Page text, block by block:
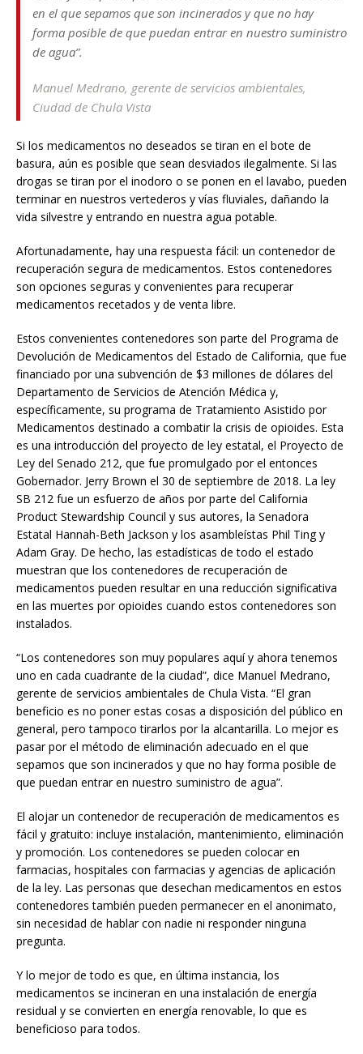
en el que sepamos que son incinerados y que no hay
forma posible de que puedan entrar en nuestro suministro
de agua”.
Manuel Medrano, gerente de servicios ambientales,
Ciudad de Chula Vista
Si los medicamentos no deseados se tiran en el bote de
basura, aún es posible que sean desviados ilegalmente. Si las
drogas se tiran por el inodoro o se ponen en el lavabo, pueden
terminar en nuestros vertederos y vías fluviales, dañando la
vida silvestre y entrando en nuestra agua potable.
Afortunadamente, hay una respuesta fácil: un contenedor de
recuperación segura de medicamentos. Estos contenedores
son opciones seguras y convenientes para recuperar
medicamentos recetados y de venta libre.
Estos convenientes contenedores son parte del Programa de
Devolución de Medicamentos del Estado de California, que fue
financiado por una subvención de $3 millones de dólares del
Departamento de Servicios de Atención Médica y,
específicamente, su programa de Tratamiento Asistido por
Medicamentos destinado a combatir la crisis de opioides. Esta
es una introducción del proyecto de ley estatal, el Proyecto de
Ley del Senado 212, que fue promulgado por el entonces
Gobernador. Jerry Brown el 30 de septiembre de 2018. La ley
SB 212 fue un esfuerzo de años por parte del California
Product Stewardship Council y sus autores, la Senadora
Estatal Hannah-Beth Jackson y los asambleístas Phil Ting y
Adam Gray. De hecho, las estadísticas de todo el estado
muestran que los contenedores de recuperación de
medicamentos pueden resultar en una reducción significativa
en las muertes por opioides cuando estos contenedores son
instalados.
“Los contenedores son muy populares aquí y ahora tenemos
uno en cada cuadrante de la ciudad”, dice Manuel Medrano,
gerente de servicios ambientales de Chula Vista. “El gran
beneficio es no poner estas cosas a disposición del público en
general, pero tampoco tirarlos por la alcantarilla. Lo mejor es
pasar por el método de eliminación adecuado en el que
sepamos que son incinerados y que no hay forma posible de
que puedan entrar en nuestro suministro de agua”.
El alojar un contenedor de recuperación de medicamentos es
fácil y gratuito: incluye instalación, mantenimiento, eliminación
y promoción. Los contenedores se pueden colocar en
farmacias, hospitales con farmacias y agencias de aplicación
de la ley. Las personas que desechan medicamentos en estos
contenedores también pueden permanecer en el anonimato,
sin necesidad de hablar con nadie ni responder ninguna
pregunta.
Y lo mejor de todo es que, en última instancia, los
medicamentos se incineran en una instalación de energía
residual y se convierten en energía renovable, lo que es
beneficioso para todos.